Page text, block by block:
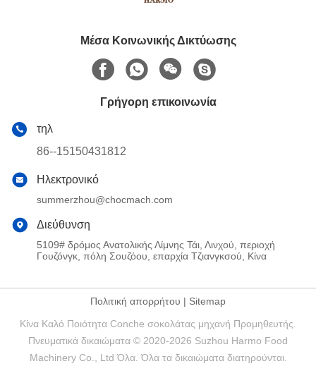
Μέσα Κοινωνικής Δικτύωσης
Γρήγορη επικοινωνία
τηλ
86--15150431812
Ηλεκτρονικό
summerzhou@chocmach.com
Διεύθυνση
5109# δρόμος Ανατολικής Λίμνης Τάι, Λινχού, περιοχή
Γουζόνγκ, πόλη Σουζόου, επαρχία Τζιανγκσού, Κίνα
Πολιτική απορρήτου | Sitemap
Κίνα Καλό Ποιότητα Conche σοκολάτας μηχανή Προμηθευτής.
Πνευματικά δικαιώματα © 2020-2026 Suzhou Harmo Food
Machinery Co., Ltd Όλα. Όλα τα δικαιώματα διατηρούνται.